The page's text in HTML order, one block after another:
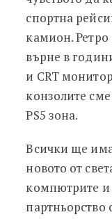
спортна
камион. Ретро
върне в
и CRT
конзолите
PS5 зона.
Всички ще
новото от
компютрите и
партньорство